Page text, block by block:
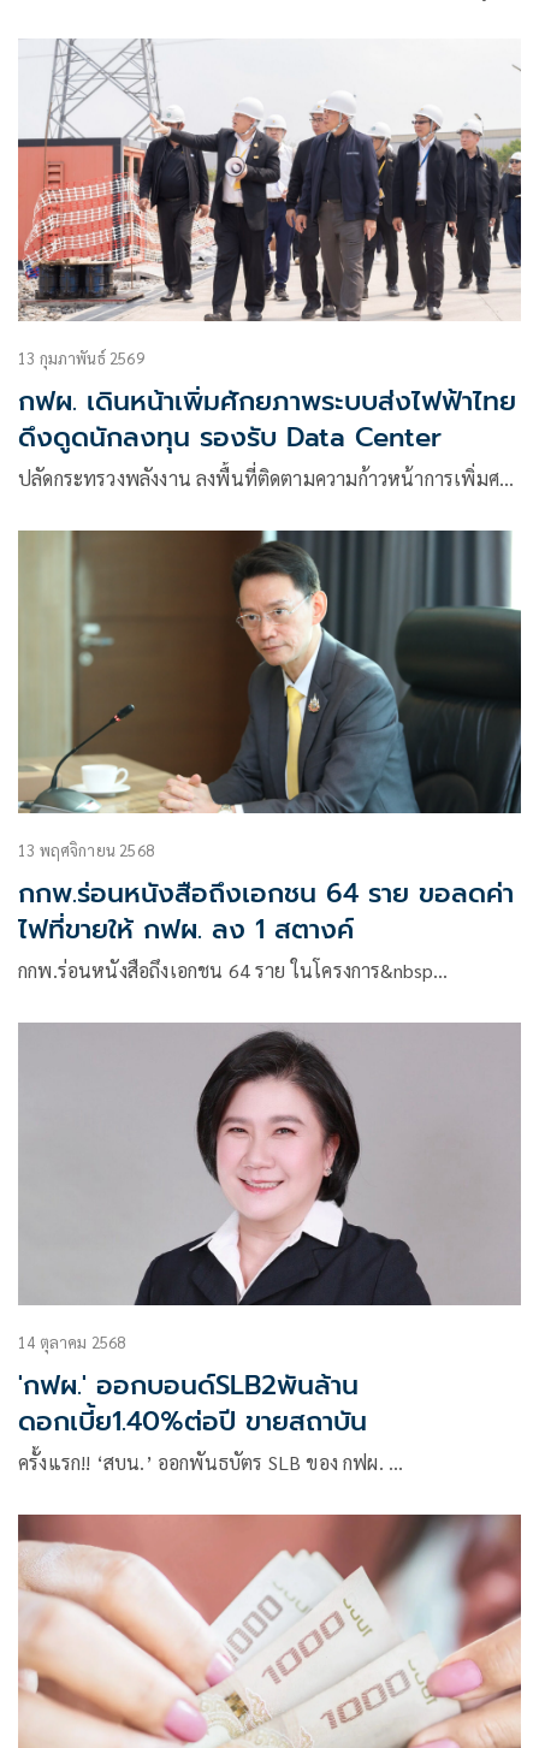
13 กุมภาพันธ์ 2569
กฟผ. เดินหน้าเพิ่มศักยภาพระบบส่งไฟฟ้าไทย
ดึงดูดนักลงทุน รองรับ Data Center
ปลัดกระทรวงพลังงาน ลงพื้นที่ติดตามความก้าวหน้าการเพิ่มศ…
13 พฤศจิกายน 2568
กกพ.ร่อนหนังสือถึงเอกชน 64 ราย ขอลดค่า
ไฟที่ขายให้ กฟผ. ลง 1 สตางค์
กกพ.ร่อนหนังสือถึงเอกชน 64 ราย ในโครงการ&nbsp…
14 ตุลาคม 2568
'กฟผ.' ออกบอนด์SLB2พันล้าน
ดอกเบี้ย1.40%ต่อปี ขายสถาบัน
ครั้งแรก!! ‘สบน.’ ออกพันธบัตร SLB ของ กฟผ. …